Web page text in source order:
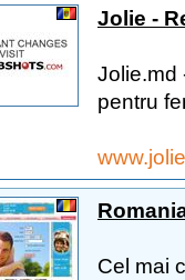
Jolie -
Jolie.md
pentru
Cel mai